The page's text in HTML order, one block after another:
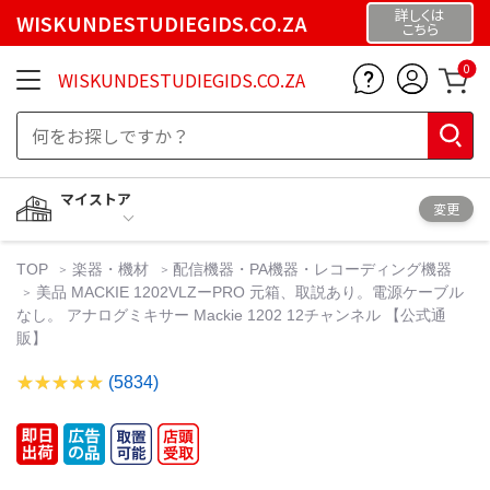
WISKUNDESTUDIEGIDS.CO.ZA 詳しくは
こちら
WISKUNDESTUDIEGIDS.CO.ZA 0
マイストア
変更
TOP 楽器・機材
配信機器・PA機器・レコーディング機器
美品 MACKIE 1202VLZーPRO 元箱、取説あり。電源ケーブル
なし。 アナログミキサー Mackie 1202 12チャンネル 【公式通
販】
(5834)